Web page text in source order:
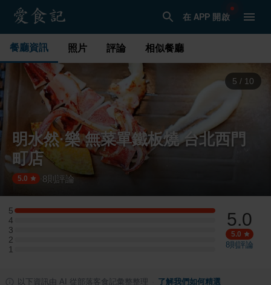
在 APP 開啟
餐廳資訊 照片 評論 相似餐廳
6 / 10
明水然·樂 無菜單鐵板燒 台北西門
町店
5.0 8 則評論
5
5 星：2 則評論
4
4 星：0 則評論
3
3 星：0 則評論
2
2 星：0 則評論
1
1 星：0 則評論
5.0
5.0
8則評論
以下資訊由 AI 從部落客食記彙整整理 了解我們如何精選